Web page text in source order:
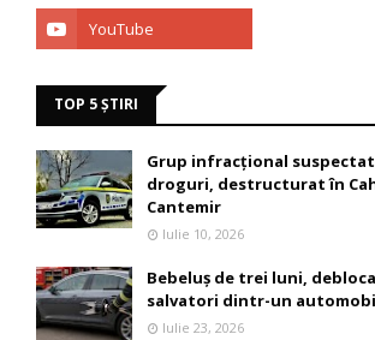
TOP 5 ȘTIRI
Grup infracțional
droguri, destructurat în
Cantemir
Iulie 10, 2026
Bebeluș de trei luni,
salvatori dintr-un
Iulie 23, 2026